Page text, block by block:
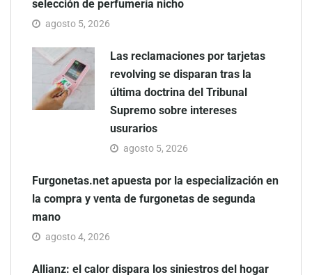
selección de perfumería nicho
agosto 5, 2026
Las reclamaciones por tarjetas
revolving se disparan tras la
última doctrina del Tribunal
Supremo sobre intereses
usurarios
agosto 5, 2026
Furgonetas.net apuesta por la especialización en
la compra y venta de furgonetas de segunda
mano
agosto 4, 2026
Allianz: el calor dispara los siniestros del hogar